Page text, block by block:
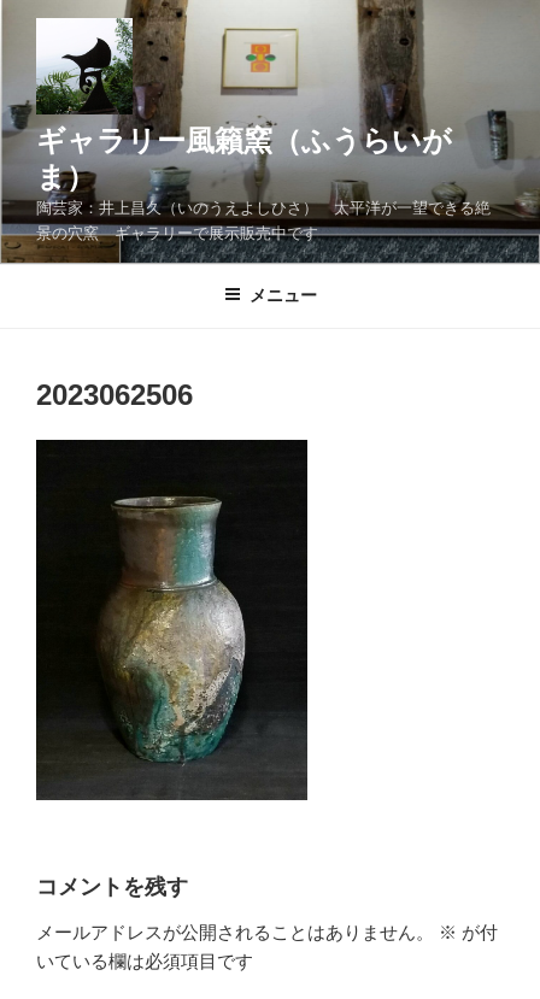
ツ
ス
キ
ッ
ギャラリー風籟窯（ふうらいが
ま）
陶芸家：井上昌久（いのうえよしひさ） 太平洋が一望できる絶
景の穴窯 ギャラリーで展示販売中です
メニュー
2023062506
コメントを残す
メールアドレスが公開されることはありません。 ※ が付
いている欄は必須項目です